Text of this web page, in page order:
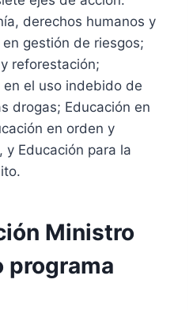
derechos humanos y
gestión de riesgos;
reforestación;
el uso indebido de
drogas; Educación en
en orden y
Educación para la
Ministro
programa